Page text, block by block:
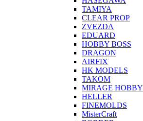
TAMIYA
CLEAR PROP
ZVEZDA
EDUARD
HOBBY BOSS
DRAGON
AIRFIX
HK MODELS
TAKOM
MIRAGE HOBBY
HELLER
FINEMOLDS
MisterCraft